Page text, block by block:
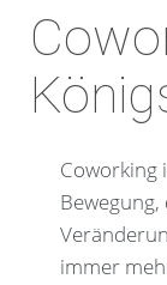
Coworking
immer